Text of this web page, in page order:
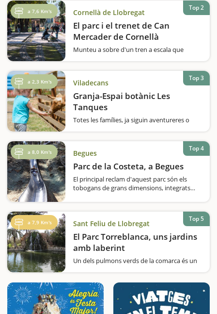
Aquesta localitat, situada a només 20 minuts
de Barcelona, ofereix excurions per passejar
entre els camps…
a 7,6 Km's Cornellà de Llobregat
El parc i el trenet de Can
Mercader de Cornellà
Munteu a sobre d'un tren a escala que
ferrocarril a escala? El Parc de Can Mercader,
que es va inaugurar el 1987, acull des…
Top 2
a 2,3 Km's Viladecans
Granja-Espai botànic Les
Tanques
Totes les famílies, ja siguin aventureres o
de la rutina i segur que us ajudarà a reforçar
Top 3
a 8,0 Km's Begues
Parc de la Costeta, a Begues
El principal reclam d'aquest parc són els
tobogans de grans dimensions, integrats
una zona de pícnic. Això, sí, recordeu…
Top 4
a 7,9 Km's Sant Feliu de Llobregat
El Parc Torreblanca, uns jardins
amb laberint
Un dels pulmons verds de la comarca és un
de vies de comunicació i poblacions
metropolitanes, emergeix un oasi de verdor
que els habitants de Sant Joan Despí,…
Top 5